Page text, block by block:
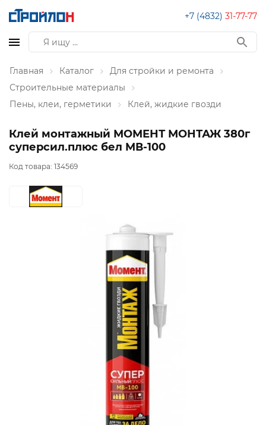
+7 (4832) 31-77-77
Главная Каталог
Для стройки и ремонта
Строительные материалы
Пены, клеи, герметики
Клей, жидкие гвозди
Клей монтажный МОМЕНТ МОНТАЖ 380г
суперсил.плюс бел МВ-100
Код товара: 134569